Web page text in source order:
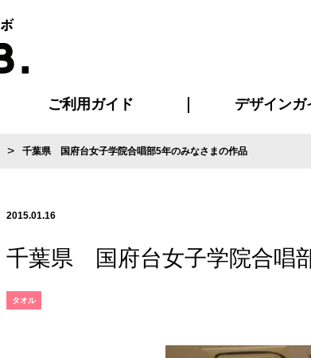
ご利用ガイド
ご利用ガイド
はじめての方へ
再注文の方へ
お支払い方法について
割引まとめページ
発送・特急サービスについて
版の保管期限について
よくある質問
デザインガ
デザインガイ
デザイン入稿に
デザイン料につ
デザインテンプレ
デザインテンシュミ
書体一覧（フォン
プリント・加工
プリントサイ
> 千葉県 国府台女子学院合唱部5年のみなさまの作品
2015.01.16
千葉県 国府台女子学院合唱
タオル